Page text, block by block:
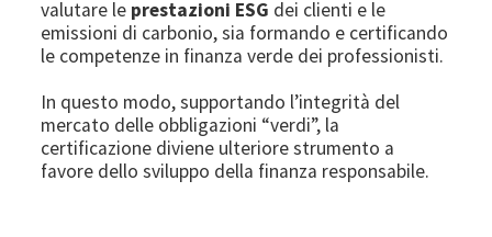
valutare le prestazioni ESG dei clienti e le
emissioni di carbonio, sia formando e certificando
le competenze in finanza verde dei professionisti.
In questo modo, supportando l’integrità del
mercato delle obbligazioni “verdi”, la
certificazione diviene ulteriore strumento a
favore dello sviluppo della finanza responsabile.